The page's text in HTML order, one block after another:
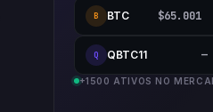
B BTC $65.001
Q QBTC11 —
+1500 ATIVOS NO